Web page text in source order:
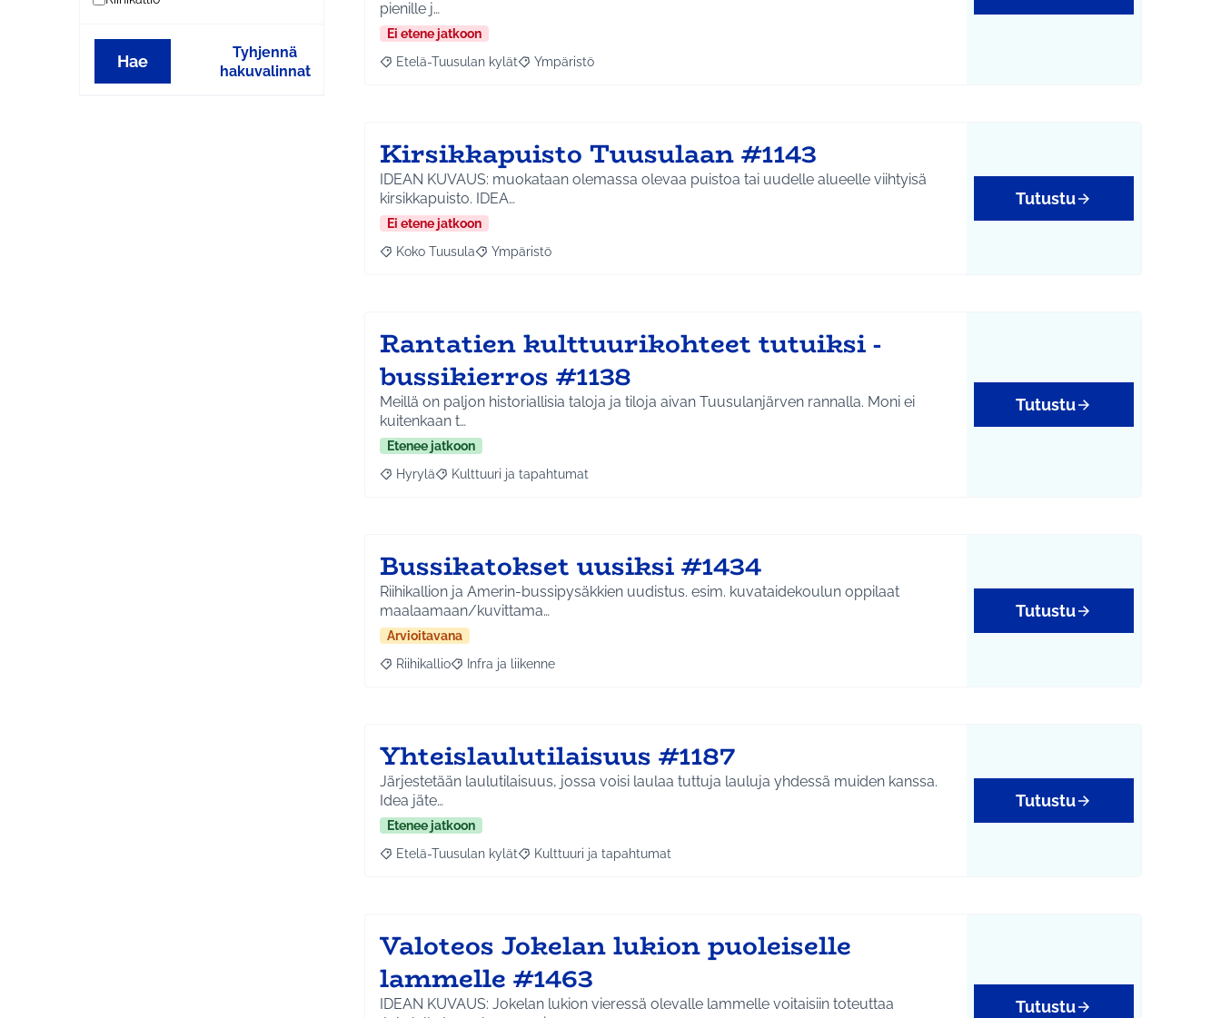
Hae
Tyhjennä
hakuvalinnat
pienille j…
Ei etene jatkoon
Rajaa tulokset aihepiirin mukaan: Etelä-Tuusulan kylät
Etelä-Tuusulan kylät Rajaa tulokset teeman mukaan: Ympäristö
Ympäristö
Kirsikkapuisto Tuusulaan #1143
IDEAN KUVAUS: muokataan olemassa olevaa puistoa tai uudelle alueelle viihtyisä
kirsikkapuisto. IDEA…
Ei etene jatkoon
Rajaa tulokset aihepiirin mukaan: Koko Tuusula
Koko Tuusula Rajaa tulokset teeman mukaan: Ympäristö
Ympäristö
Tutustu
Rantatien kulttuurikohteet tutuiksi -
bussikierros #1138
Meillä on paljon historiallisia taloja ja tiloja aivan Tuusulanjärven rannalla. Moni ei
kuitenkaan t…
Etenee jatkoon
Rajaa tulokset aihepiirin mukaan: Hyrylä
Hyrylä Rajaa tulokset teeman mukaan: Kulttuuri ja tapahtumat
Kulttuuri ja tapahtumat
Tutustu
Bussikatokset uusiksi #1434
Riihikallion ja Amerin-bussipysäkkien uudistus. esim. kuvataidekoulun oppilaat
maalaamaan/kuvittama…
Arvioitavana
Rajaa tulokset aihepiirin mukaan: Riihikallio
Riihikallio Rajaa tulokset teeman mukaan: Infra ja liikenne
Infra ja liikenne
Tutustu
Yhteislaulutilaisuus #1187
Järjestetään laulutilaisuus, jossa voisi laulaa tuttuja lauluja yhdessä muiden kanssa.
Idea jäte…
Etenee jatkoon
Rajaa tulokset aihepiirin mukaan: Etelä-Tuusulan kylät
Etelä-Tuusulan kylät Rajaa tulokset teeman mukaan: Kulttuuri ja tapahtumat
Kulttuuri ja tapahtumat
Tutustu
Valoteos Jokelan lukion puoleiselle
lammelle #1463
IDEAN KUVAUS: Jokelan lukion vieressä olevalle lammelle voitaisiin toteuttaa
Tutustu